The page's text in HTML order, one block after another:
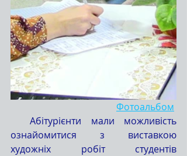
Фотоальбом
ознайомитися з виставкою
художніх робіт студентів